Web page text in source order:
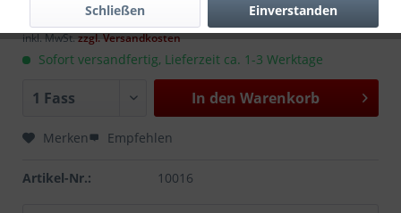
50 Liter (2,99 € * / 1 Liter)
inkl. MwSt.zzgl. Versandkosten
Sofort versandfertig, Lieferzeit ca. 1-3 Werktage
In den Warenkorb
Merken Empfehlen
Artikel-Nr.: 10016
Einverstanden
Schließen